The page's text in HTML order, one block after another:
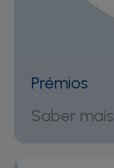
Prémios
Saber mais